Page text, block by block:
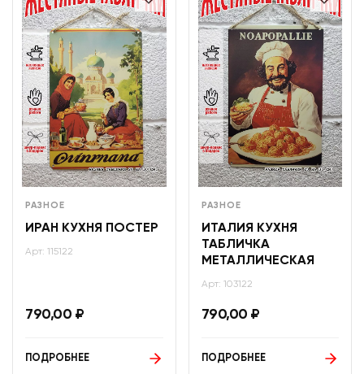
РАЗНОЕ
ИРАН КУХНЯ ПОСТЕР
Арт: 115122
790,00 ₽
ПОДРОБНЕЕ
РАЗНОЕ
ИТАЛИЯ КУХНЯ
ТАБЛИЧКА
МЕТАЛЛИЧЕСКАЯ
Арт: 103122
790,00 ₽
ПОДРОБНЕЕ